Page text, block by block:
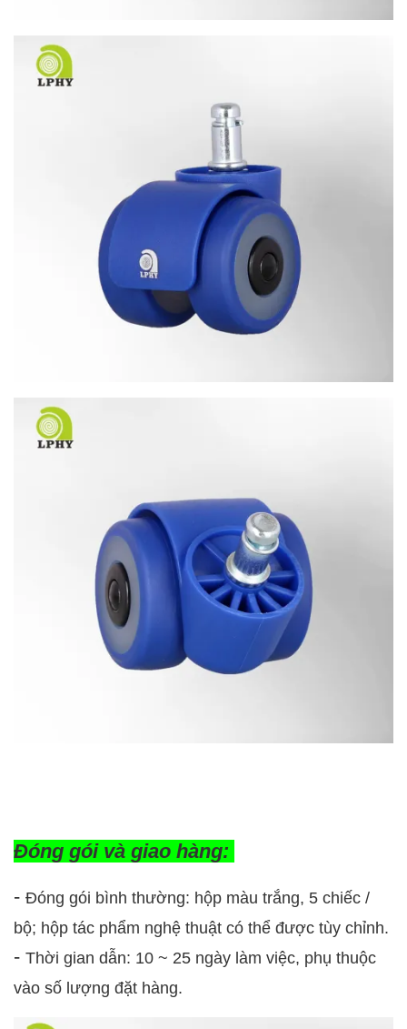
Đóng gói và giao hàng:
- Đóng gói bình thường: hộp màu trắng, 5 chiếc /
bộ; hộp tác phẩm nghệ thuật có thể được tùy chỉnh.
- Thời gian dẫn: 10 ~ 25 ngày làm việc, phụ thuộc
vào số lượng đặt hàng.